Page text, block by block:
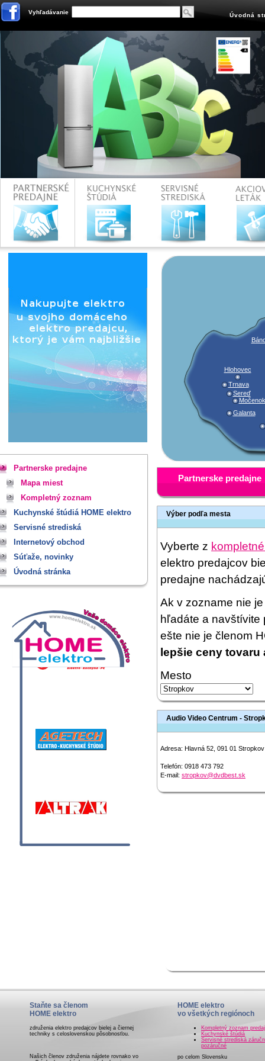
Vyhľadávanie Úvodná
Partnerske predajne
Mapa miest
Kompletný zoznam
Kuchynské štúdiá HOME elektro
Servisné strediská
Internetový obchod
Súťaže, novinky
Úvodná stránka
Galanta
Hlohovec
Močenok
Sereď
Trnava
Partnerske predajne
Výber podľa mesta
Vyberte z
elektro predajcov
predajne
Ak v zozname nie
hľadáte a navštívite
ešte nie je členom
lepšie ceny
Mesto
Audio Video Centrum -
Adresa: Hlavná 52, 091 01 Stropkov
Telefón: ​0918 473 792
E-mail: stropkov@dvdbest.sk
Staňte sa členom
HOME elektro
združenia elektro predajcov bielej a čiernej
techniky s celoslovenskou pôsobnosťou.
Našich členov združenia nájdete rovnako vo
HOME elektro
vo všetkých regiónoch
Kompletný zoznam
Kuchynské štúdiá
Servisné strediská
pozáručné
po celom Slovensku